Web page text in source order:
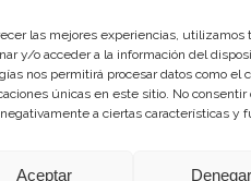
las mejores experiencias, utilizamos
y/o acceder a la información del
nos permitirá procesar datos como el
únicas en este sitio. No
a ciertas características y
Aceptar Denegar
por el Gobierno de
Agroalimentaria